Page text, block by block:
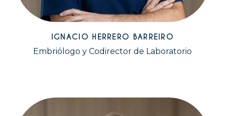
IGNACIO HERRERO BARREIRO
Embriólogo y Codirector de Laboratorio